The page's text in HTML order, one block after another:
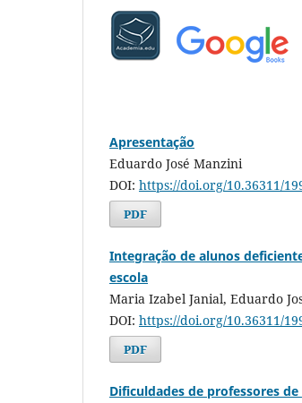
Apresentação
Eduardo José Manzini
DOI: https://doi.org/10.36311/
PDF
Integração de alunos
escola
Maria Izabel Janial, Eduardo
DOI: https://doi.org/10.36311/
PDF
Dificuldades de professores